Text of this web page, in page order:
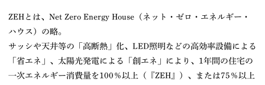
ZEHとは、Net Zero Energy House（ネット・ゼロ・エネルギー・
ハウス）の略。
サッシや天井等の「高断熱」化、LED照明などの高効率設備による
「省エネ」、太陽光発電による「創エネ」により、1年間の住宅の
一次エネルギー消費量を100％以上（『ZEH』）、または75％以上